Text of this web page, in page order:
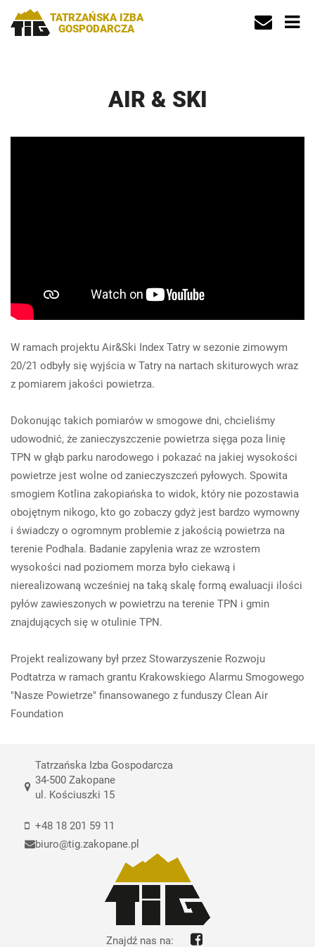
TATRZAŃSKA IZBA
GOSPODARCZA
AIR & SKI
W ramach projektu Air&Ski Index Tatry w sezonie zimowym
20/21 odbyły się wyjścia w Tatry na nartach skiturowych wraz
z pomiarem jakości powietrza.
Dokonując takich pomiarów w smogowe dni, chcieliśmy
udowodnić, że zanieczyszczenie powietrza sięga poza linię
TPN w głąb parku narodowego i pokazać na jakiej wysokości
powietrze jest wolne od zanieczyszczeń pyłowych. Spowita
smogiem Kotlina zakopiańska to widok, który nie pozostawia
obojętnym nikogo, kto go zobaczy gdyż jest bardzo wymowny
i świadczy o ogromnym problemie z jakością powietrza na
terenie Podhala. Badanie zapylenia wraz ze wzrostem
wysokości nad poziomem morza było ciekawą i
nierealizowaną wcześniej na taką skalę formą ewaluacji ilości
pyłów zawieszonych w powietrzu na terenie TPN i gmin
znajdujących się w otulinie TPN.
Projekt realizowany był przez Stowarzyszenie Rozwoju
Podtatrza w ramach grantu Krakowskiego Alarmu Smogowego
"Nasze Powietrze" finansowanego z funduszy Clean Air
Foundation
Tatrzańska Izba Gospodarcza
34-500 Zakopane
ul. Kościuszki 15
+48 18 201 59 11
biuro@tig.zakopane.pl
Znajdź nas na: